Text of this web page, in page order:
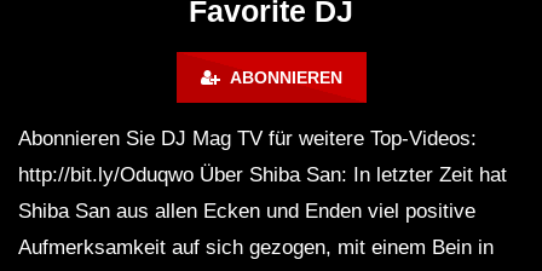
Favorite DJ
ABONNIEREN
Abonnieren Sie DJ Mag TV für weitere Top-Videos:
http://bit.ly/Oduqwo Über Shiba San: In letzter Zeit hat
Shiba San aus allen Ecken und Enden viel positive
Aufmerksamkeit auf sich gezogen, mit einem Bein in